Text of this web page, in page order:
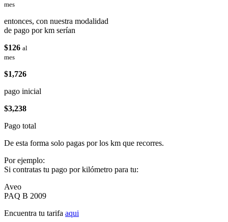
mes
entonces, con nuestra modalidad
de pago por km serían
$126 al
mes
$1,726
pago inicial
$3,238
Pago total
De esta forma solo pagas por los km que recorres.
Por ejemplo:
Si contratas tu pago por kilómetro para tu:
Aveo
PAQ B 2009
Encuentra tu tarifa aqui